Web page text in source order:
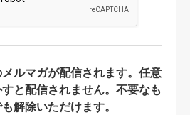
ルマガが配信されます。任意
と配信されません。不要なも
解除いただけます。